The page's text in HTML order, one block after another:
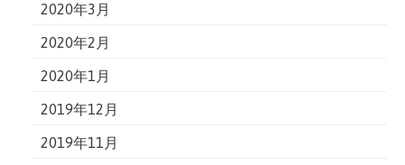
2020年3月
2020年2月
2020年1月
2019年12月
2019年11月